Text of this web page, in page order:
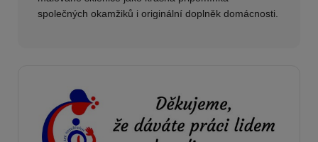
společných okamžiků i originální doplněk domácnosti.